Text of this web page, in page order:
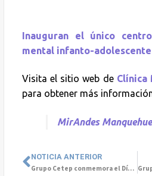
Inauguran el único
mental infanto-adolescente
Visita el sitio web de Clínica
para obtener más
MirAndes Manquehue
NOTICIA ANTERIOR
Grupo Cetep conmemora el Día Mundial de la Salud con exposición internacional en la Universidad San Sebastián